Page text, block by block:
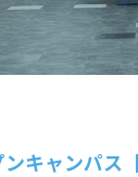
キャンパス